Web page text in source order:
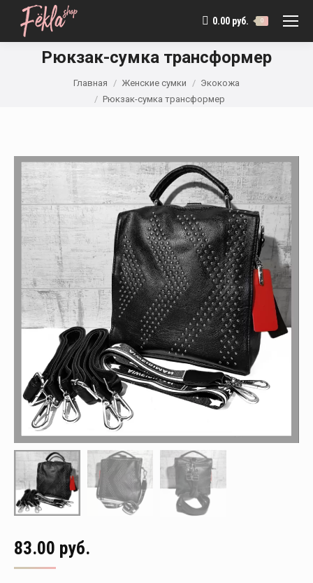
0.00 руб. 0
Рюкзак-сумка трансформер
Главная Женские сумки
Экокожа
Рюкзак-сумка трансформер
83.00 руб.